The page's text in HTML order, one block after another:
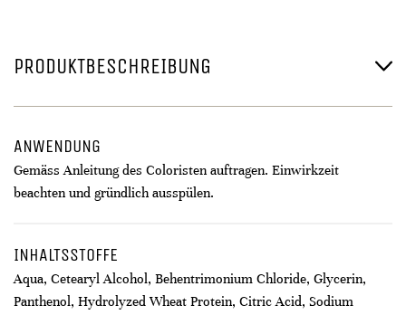
PRODUKTBESCHREIBUNG
ANWENDUNG
Gemäss Anleitung des Coloristen auftragen. Einwirkzeit
beachten und gründlich ausspülen.
INHALTSSTOFFE
Aqua, Cetearyl Alcohol, Behentrimonium Chloride, Glycerin,
Panthenol, Hydrolyzed Wheat Protein, Citric Acid, Sodium